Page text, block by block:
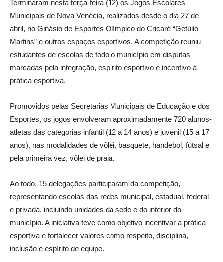
Terminaram nesta terça-feira (12) os Jogos Escolares
Municipais de Nova Venécia, realizados desde o dia 27 de
abril, no Ginásio de Esportes Olímpico do Cricaré “Getúlio
Martins” e outros espaços esportivos. A competição reuniu
estudantes de escolas de todo o município em disputas
marcadas pela integração, espírito esportivo e incentivo à
prática esportiva.
Promovidos pelas Secretarias Municipais de Educação e dos
Esportes, os jogos envolveram aproximadamente 720 alunos-
atletas das categorias infantil (12 a 14 anos) e juvenil (15 a 17
anos), nas modalidades de vôlei, basquete, handebol, futsal e
pela primeira vez, vôlei de praia.
Ao todo, 15 delegações participaram da competição,
representando escolas das redes municipal, estadual, federal
e privada, incluindo unidades da sede e do interior do
município. A iniciativa teve como objetivo incentivar a prática
esportiva e fortalecer valores como respeito, disciplina,
inclusão e espírito de equipe.